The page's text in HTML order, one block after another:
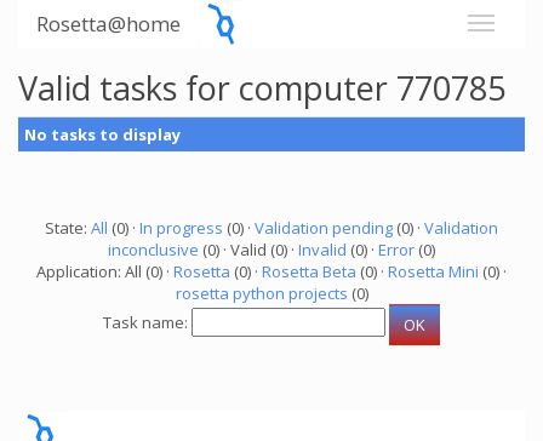
Rosetta@home
Valid tasks for computer 770785
No tasks to display
State: All (0) · In progress (0) · Validation pending (0) · Validation
inconclusive (0) · Valid (0) · Invalid (0) · Error (0)
Application: All (0) · Rosetta (0) · Rosetta Beta (0) · Rosetta Mini (0) ·
rosetta python projects (0)
Task name: